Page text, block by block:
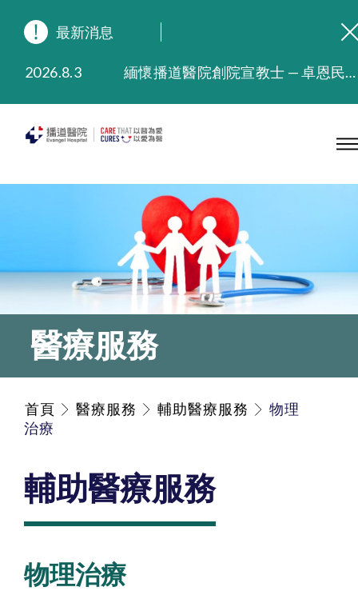
最新消息
2026.8.3
2026.3.20
晚間門診服務延長至晚上11時
2025.8.4
播道醫院體檢服務獲客戶正面評價
醫療服務
首頁 醫療服務 輔助醫療服務
物理
治療
輔助醫療服務
物理治療